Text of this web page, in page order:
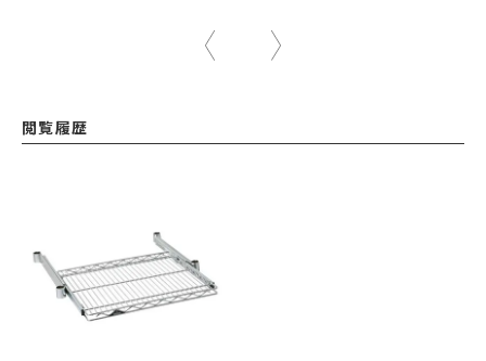
閲覧履歴